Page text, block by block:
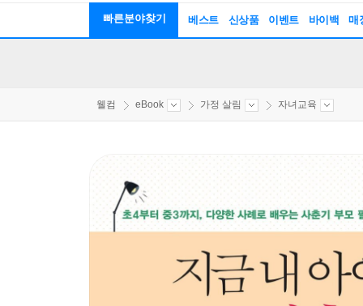
빠른분야찾기 베스트 신상품 이벤트 바이백 매
웰컴 eBook 가정 살림 자녀교육